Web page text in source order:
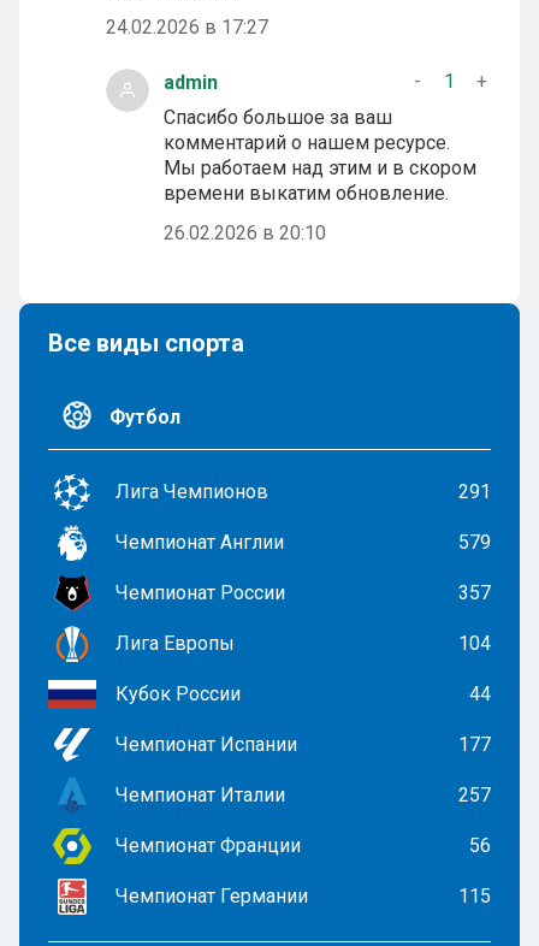
24.02.2026 в 17:27
admin - 1
+
Спасибо большое за ваш
комментарий о нашем ресурсе.
Мы работаем над этим и в скором
времени выкатим обновление.
26.02.2026 в 20:10
Все виды спорта
Футбол
Лига Чемпионов 291
Чемпионат Англии 579
Чемпионат России 357
Лига Европы 104
Кубок России 44
Чемпионат Испании 177
Чемпионат Италии 257
Чемпионат Франции 56
Чемпионат Германии 115